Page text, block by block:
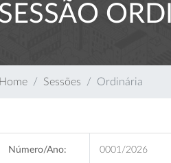
Home Sessões Ordinária
Número/Ano: 0001/2026